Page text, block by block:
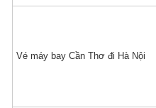
Vé máy bay Cần Thơ đi Hà Nội